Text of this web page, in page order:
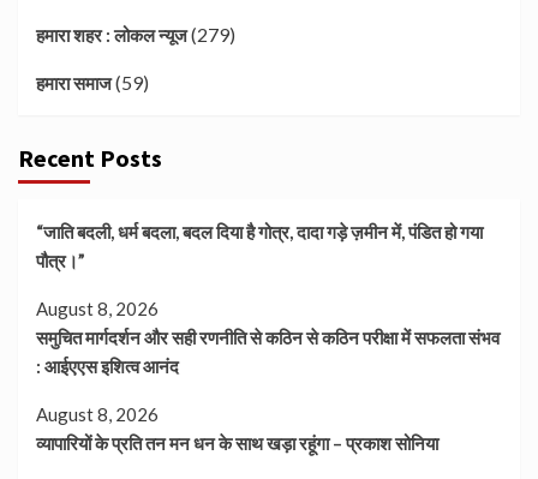
हमारा शहर : लोकल न्यूज(279)
हमारा समाज(59)
Recent Posts
“जाति बदली, धर्म बदला, बदल दिया है गोत्र, दादा गड़े ज़मीन में, पंडित हो गया
पौत्र।”
August 8, 2026
समुचित मार्गदर्शन और सही रणनीति से कठिन से कठिन परीक्षा में सफलता संभव
: आईएएस इशित्व आनंद
August 8, 2026
व्यापारियों के प्रति तन मन धन के साथ खड़ा रहूंगा – प्रकाश सोनिया